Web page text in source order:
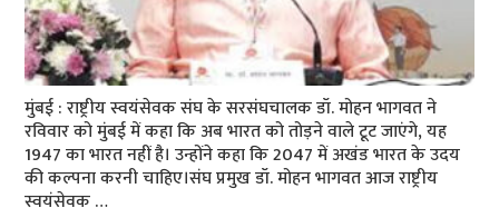
मुंबई : राष्ट्रीय स्वयंसेवक संघ के सरसंघचालक डॉ. मोहन भागवत ने
रविवार को मुंबई में कहा कि अब भारत को तोड़ने वाले टूट जाएंगे, यह
1947 का भारत नहीं है। उन्होंने कहा कि 2047 में अखंड भारत के उदय
की कल्पना करनी चाहिए।संघ प्रमुख डॉ. मोहन भागवत आज राष्ट्रीय
स्वयंसेवक …